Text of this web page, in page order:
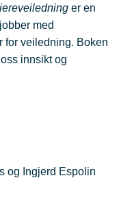
er en
med
for veiledning. Boken
innsikt og
og Ingjerd Espolin